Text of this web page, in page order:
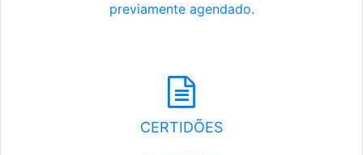
previamente agendado.
CERTIDÕES